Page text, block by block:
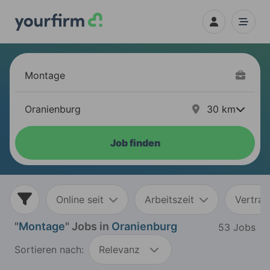
30 km
Job finden
Online seit Arbeitszeit
"Montage" Jobs in Oranienburg
53 Jobs
Sortieren nach:
Relevanz